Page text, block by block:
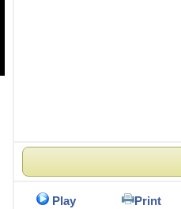
Play Print